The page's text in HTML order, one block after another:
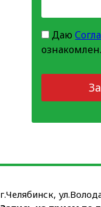
Даю
ознакомлен.
г.Челябинск,